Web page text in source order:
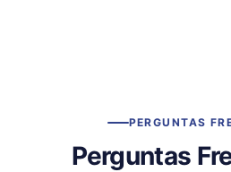
PERGUNTAS
Perguntas